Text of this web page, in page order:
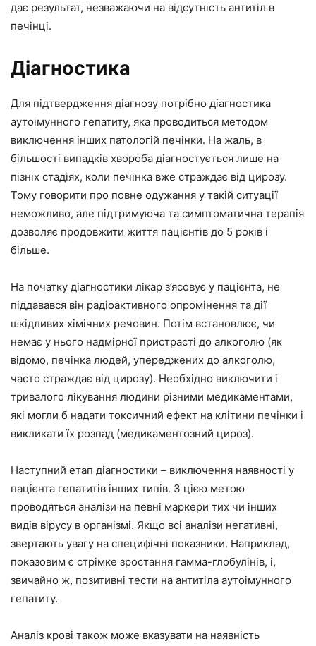
дає результат, незважаючи на відсутність антитіл в
печінці.
Діагностика
Для підтвердження діагнозу потрібно діагностика
аутоімунного гепатиту, яка проводиться методом
виключення інших патологій печінки. На жаль, в
більшості випадків хвороба діагностується лише на
пізніх стадіях, коли печінка вже страждає від цирозу.
Тому говорити про повне одужання у такій ситуації
неможливо, але підтримуюча та симптоматична терапія
дозволяє продовжити життя пацієнтів до 5 років і
більше.
На початку діагностики лікар з’ясовує у пацієнта, не
піддавався він радіоактивного опромінення та дії
шкідливих хімічних речовин. Потім встановлює, чи
немає у нього надмірної пристрасті до алкоголю (як
відомо, печінка людей, упереджених до алкоголю,
часто страждає від цирозу). Необхідно виключити і
тривалого лікування людини різними медикаментами,
які могли б надати токсичний ефект на клітини печінки і
викликати їх розпад (медикаментозний цироз).
Наступний етап діагностики – виключення наявності у
пацієнта гепатитів інших типів. З цією метою
проводяться аналізи на певні маркери тих чи інших
видів вірусу в організмі. Якщо всі аналізи негативні,
звертають увагу на специфічні показники. Наприклад,
показовим є стрімке зростання гамма-глобулінів, і,
звичайно ж, позитивні тести на антитіла аутоімунного
гепатиту.
Аналіз крові також може вказувати на наявність